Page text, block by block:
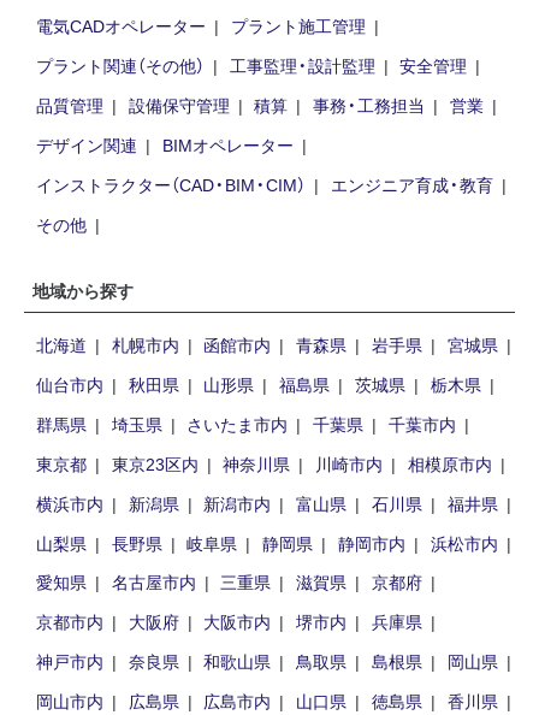
電気CADオペレーター
プラント施工管理
プラント関連（その他）
工事監理・設計監理
安全管理
品質管理
設備保守管理 積算 事務・工務担当
営業
デザイン関連
BIMオペレーター
インストラクター（CAD・BIM・CIM）
エンジニア育成・教育
その他
地域から探す
北海道 札幌市内 函館市内 青森県 岩手県
宮城県
仙台市内
秋田県 山形県 福島県 茨城県
栃木県
群馬県
埼玉県 さいたま市内 千葉県
千葉市内
東京都
東京23区内 神奈川県 川崎市内
相模原市内
横浜市内
新潟県 新潟市内 富山県 石川県
福井県
山梨県
長野県 岐阜県 静岡県 静岡市内
浜松市内
愛知県
名古屋市内 三重県 滋賀県
京都府
京都市内
大阪府 大阪市内 堺市内
兵庫県
神戸市内
奈良県 和歌山県 鳥取県 島根県
岡山県
岡山市内
広島県 広島市内 山口県 徳島県
香川県